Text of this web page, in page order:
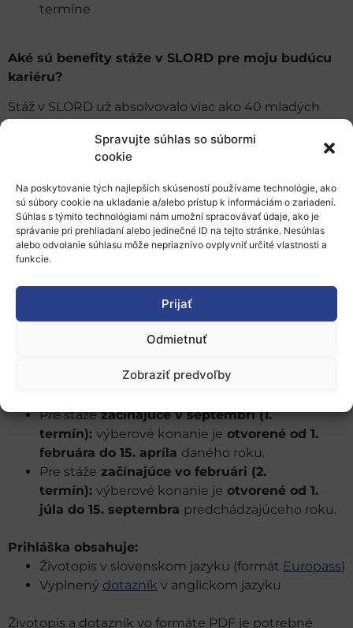
Spravujte súhlas so súbormi
cookie
Na poskytovanie tých najlepších skúseností používame technológie, ako
sú súbory cookie na ukladanie a/alebo prístup k informáciám o zariadení.
Súhlas s týmito technológiami nám umožní spracovávať údaje, ako je
správanie pri prehliadaní alebo jedinečné ID na tejto stránke. Nesúhlas
alebo odvolanie súhlasu môže nepriaznivo ovplyvniť určité vlastnosti a
funkcie.
Prijať
Odmietnuť
Zobraziť predvoľby
termíne
Aké sú benefity stáže v SLORD pre moju budúcu
kariéru?
Stáž v SLORD už absolvovalo viac ako 40 mladých
BOOK – Čo mi dala stáž v SLORD?a zhodnoťte
Chcete sa dozvedieť viac o práci a živote našich
stážistov a stážistiek v Bruseli? Navštívte náš
stážistický Instagram!Tento účet je plne
spravovaný našimi stážistami a ponúka neformálny
pohľad na ich skúsenosť v našej kancelárii.
Výberový proces
Termíny podávania prihlášok:
Pre stážezačínajúce v septembri (1.
termín): výberové konanie je otvorené od 1.
februára do 15. apríla daného roku.
Pre stáže začínajúce vo februári (2.
termín): výberové konanie je otvorené od 1.
júla do 15. septembra predchádzajúceho roku.
Prihláška obsahuje:
Životopis v slovenskom jazyku (formát Europass)
Vyplnený dotazník v anglickom jazyku
Životopis a dotazník vo formáte PDF je potrebné